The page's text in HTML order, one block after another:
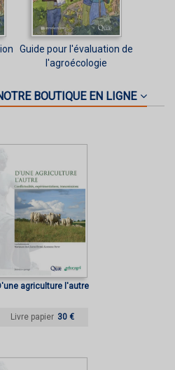
Guide pour l'évaluation de
l'agroécologie
BOUTIQUE EN LIGNE
agriculture l'autre
Livre papier 30 €